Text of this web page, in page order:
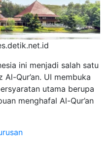
ini menjadi salah satu
Qur’an. UI membuka
utama berupa
menghafal Al-Qur’an